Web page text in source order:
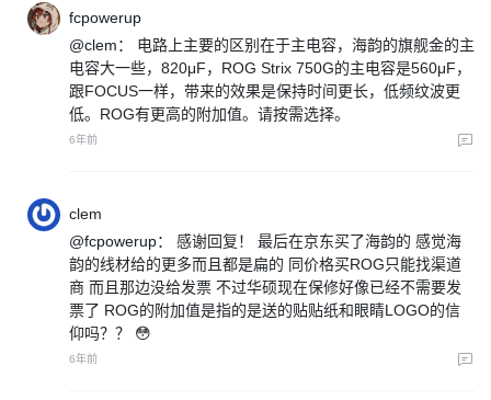
fcpowerup
@clem：
电路上主要的区别在于主电容，海韵的旗舰金的主
电容大一些，820μF，ROG Strix 750G的主电容是560μF，
跟FOCUS一样，带来的效果是保持时间更长，低频纹波更
低。ROG有更高的附加值。请按需选择。
6年前
clem
@fcpowerup：
感谢回复！ 最后在京东买了海韵的 感觉海
韵的线材给的更多而且都是扁的 同价格买ROG只能找渠道
商 而且那边没给发票 不过华硕现在保修好像已经不需要发
票了 ROG的附加值是指的是送的贴贴纸和眼睛LOGO的信
仰吗？？ 😳
6年前